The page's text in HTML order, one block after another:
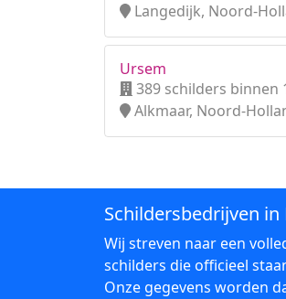
Langedijk, Noord-
Ursem
389 schilders binnen
Alkmaar, Noord-
Schildersbedrijven in
Wij streven naar een
schilders die officieel
Onze gegevens worden